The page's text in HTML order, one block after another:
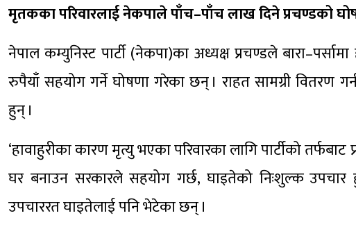
मृतकका परिवारलाई नेकपाले पाँच–पाँच लाख दिने प्रचण्डको
नेपाल कम्युनिस्ट पार्टी (नेकपा)का अध्यक्ष प्रचण्डले
रुपैयाँ सहयोग गर्ने घोषणा गरेका छन् । राहत सामग्री वितरण
हुन् ।
‘हावाहुरीका कारण मृत्यु भएका परिवारका लागि पार्टीको
घर बनाउन सरकारले सहयोग गर्छ, घाइतेको निःशुल्क उपचार
उपचाररत घाइतेलाई पनि भेटेका छन् ।